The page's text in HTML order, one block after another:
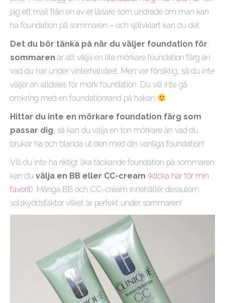
jag ett mail från en av er läsare som undrade om man kan
ha foundation på sommaren – och självklart kan du det.
Det du bör tänka på när du väljer foundation för
sommaren är att välja en lite mörkare foundation färg än
vad du har under vinterhalvåret. Men var försiktig, så du inte
väljer en alldeles för mörk foundation. Du vill inte gå
omkring med en foundationrand på hakan
Hittar du inte en mörkare foundation färg som
passar dig, så kan du välja en ton mörkare än vad du
brukar ha och blanda ut den med din vanliga foundation!
Vill du inte ha riktigt lika täckande foundation på sommaren
kan du välja en BB eller CC-cream (klicka här för min
favorit). Många BB och CC-cream innehåller dessutom
solskyddsfaktor vilket är perfekt under sommaren!